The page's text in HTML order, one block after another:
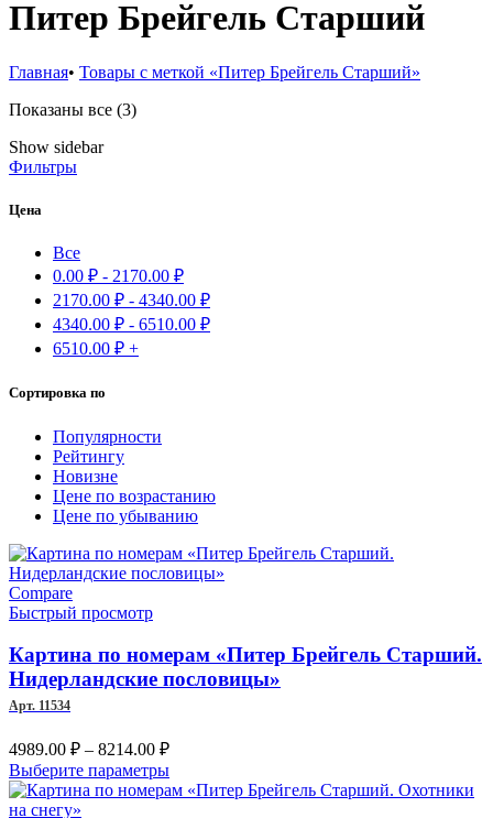
Питер Брейгель Старший
Главная• Товары с меткой «Питер Брейгель Старший»
Показаны все (3)Сортировка:
Show sidebar
Фильтры
Цена
Все
0.00 ₽ - 2170.00 ₽
2170.00 ₽ - 4340.00 ₽
4340.00 ₽ - 6510.00 ₽
6510.00 ₽ +
Сортировка по
Популярности
Рейтингу
Новизне
Цене по возрастанию
Цене по убыванию
Compare
Быстрый просмотр
Картина по номерам «Питер Брейгель Старший.
Нидерландские пословицы»
Арт. 11534
4989.00 ₽ – 8214.00 ₽Диапазон
цен:
4989.00 ₽
Выберите параметрыЭтот
товар